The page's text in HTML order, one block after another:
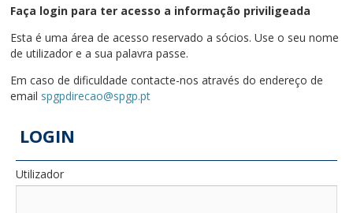
Faça login para ter acesso a informação priviligeada
Esta é uma área de acesso reservado a sócios. Use o seu nome
de utilizador e a sua palavra passe.
Em caso de dificuldade contacte-nos através do endereço de
email spgpdirecao@spgp.pt
LOGIN
Utilizador